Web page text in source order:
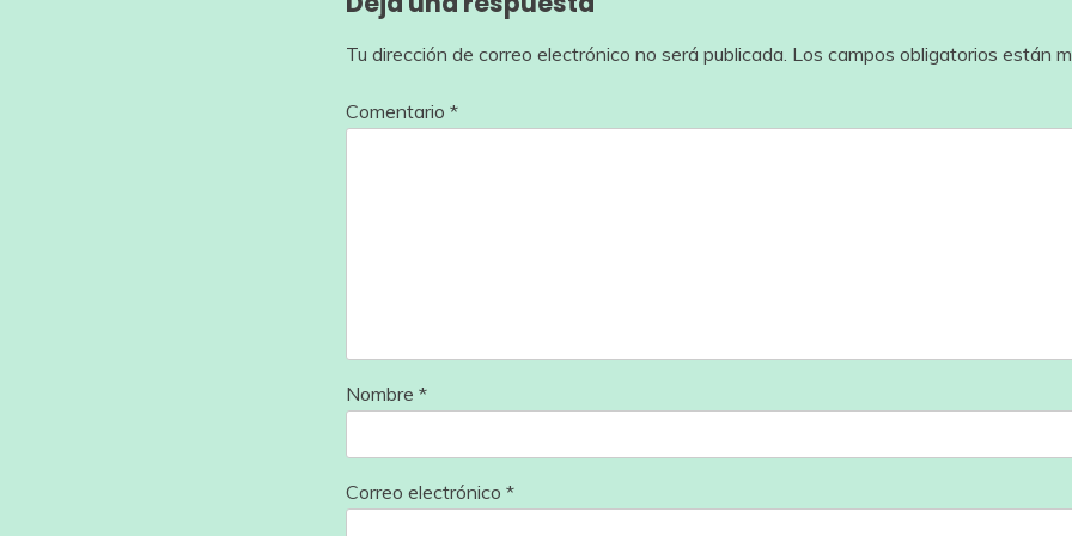
Tu dirección de correo electrónico no será publicada. Los campos obligatorios están
Comentario *
Nombre *
Correo electrónico *